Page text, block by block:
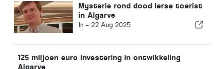
Mysterie rond dood Ierse toerist
in Algarve
In - 22 Aug 2025
125 miljoen euro investering in ontwikkeling
Algarve